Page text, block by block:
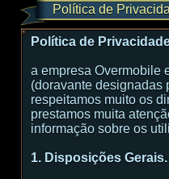
Política de
Política de
a empresa Overmobile
(doravante designadas
respeitamos muito os
prestamos muita
informação sobre os
1. Disposições Gerais.